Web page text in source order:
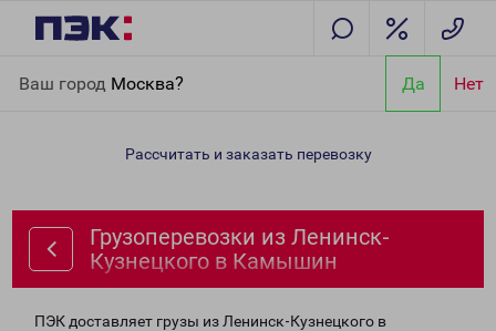
Ваш город Москва? Да Нет
Кузнецкого в Камышин
Рассчитать и заказать перевозку
Грузоперевозки из Ленинск-
Кузнецкого в Камышин
ПЭК доставляет грузы из Ленинск-Кузнецкого в